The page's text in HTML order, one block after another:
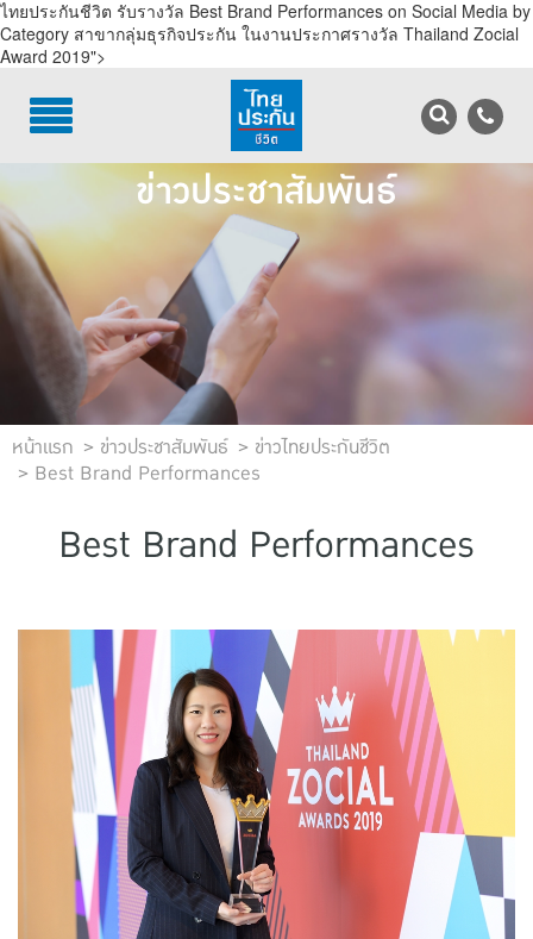
ไทยประกันชีวิต รับรางวัล Best Brand Performances on Social Media by
Category สาขากลุ่มธุรกิจประกัน ในงานประกาศรางวัล Thailand Zocial
Award 2019">
TH EN
บริการลูกค้า
บริการตัวแทน
รู้จักไทยประกันชีวิต
นักลงทุนสัมพันธ์
เพื่อสังคมไทย
ติดต่อไทยประกันชีวิต
บทความ
แบบประกันทั้งหมด
เปรียบเทียบแบบประกัน
เลือกแบบประกันที่เหมาะกับคุณ
TL Learning Center
ข่าวประชาสัมพันธ์
หน้าแรก ข่าวประชาสัมพันธ์
ข่าวไทยประกันชีวิต
Best Brand Performances
Best Brand Performances